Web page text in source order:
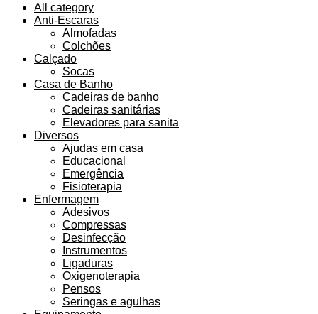
All category
Anti-Escaras
Almofadas
Colchões
Calçado
Socas
Casa de Banho
Cadeiras de banho
Cadeiras sanitárias
Elevadores para sanita
Diversos
Ajudas em casa
Educacional
Emergência
Fisioterapia
Enfermagem
Adesivos
Compressas
Desinfecção
Instrumentos
Ligaduras
Oxigenoterapia
Pensos
Seringas e agulhas